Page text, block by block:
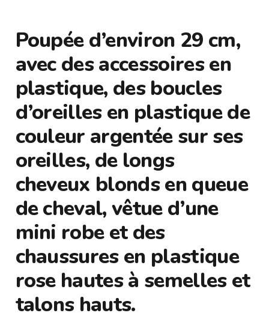
Poupée d’environ 29 cm,
avec des accessoires en
plastique, des boucles
d’oreilles en plastique de
couleur argentée sur ses
oreilles, de longs
cheveux blonds en queue
de cheval, vêtue d’une
mini robe et des
chaussures en plastique
rose hautes à semelles et
talons hauts.